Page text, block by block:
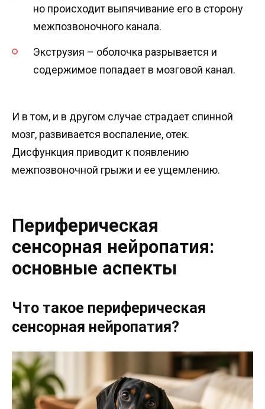
но происходит выпячивание его в сторону
межпозвоночного канала.
Экструзия – оболочка разрывается и
содержимое попадает в мозговой канал.
И в том, и в другом случае страдает спинной
мозг, развивается воспаление, отек.
Дисфункция приводит к появлению
межпозвоночной грыжи и ее ущемлению.
Периферическая
сенсорная нейропатия:
основные аспекты
Что такое периферическая
сенсорная нейропатия?